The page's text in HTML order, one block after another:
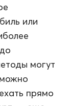
или
могут
прямо